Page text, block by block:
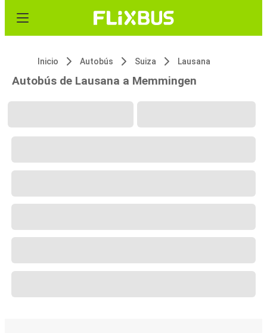
Inicio Autobús Suiza Lausana
Autobús de Lausana a Memmingen